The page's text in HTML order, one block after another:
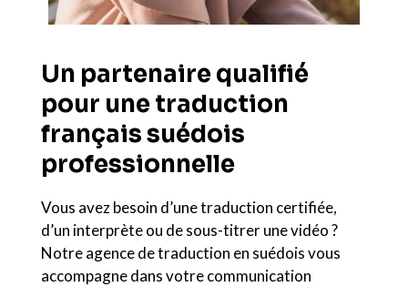
Un partenaire qualifié
pour une traduction
français suédois
professionnelle
Vous avez besoin d’une traduction certifiée,
d’un interprète ou de sous-titrer une vidéo ?
Notre agence de traduction en suédois vous
accompagne dans votre communication